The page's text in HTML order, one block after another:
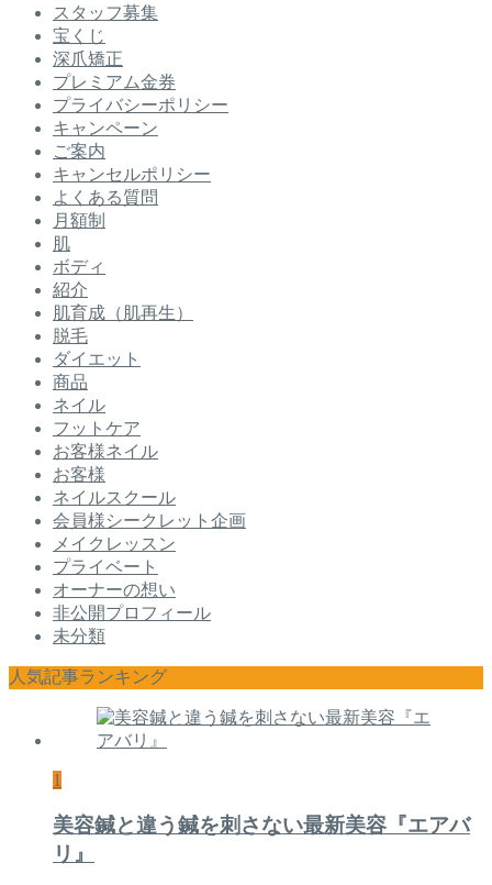
スタッフ募集
宝くじ
深爪矯正
プレミアム金券
プライバシーポリシー
キャンペーン
ご案内
キャンセルポリシー
よくある質問
月額制
肌
ボディ
紹介
肌育成（肌再生）
脱毛
ダイエット
商品
ネイル
フットケア
お客様ネイル
お客様
ネイルスクール
会員様シークレット企画
メイクレッスン
プライベート
オーナーの想い
非公開プロフィール
未分類
人気記事ランキング
1
美容鍼と違う鍼を刺さない最新美容『エアバ
リ』